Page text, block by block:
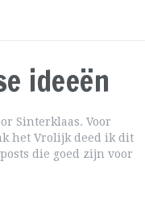
ideeën
Sinterklaas. Voor
het Vrolijk deed ik dit
die goed zijn voor